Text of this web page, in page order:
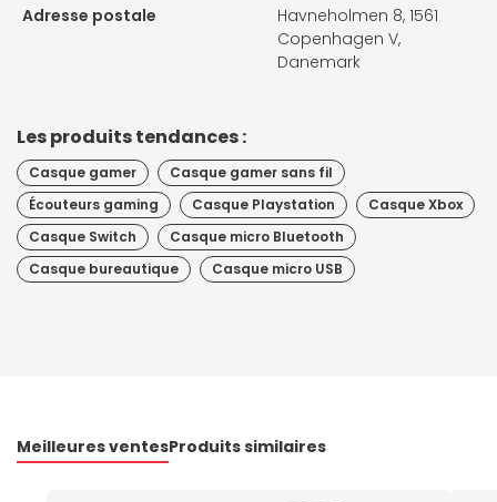
Adresse postale
Havneholmen 8, 1561
Copenhagen V,
Danemark
Les produits tendances :
Casque gamer
Casque gamer sans fil
Écouteurs gaming
Casque Playstation
Casque Xbox
Casque Switch
Casque micro Bluetooth
Casque bureautique
Casque micro USB
Meilleures ventesProduits similaires